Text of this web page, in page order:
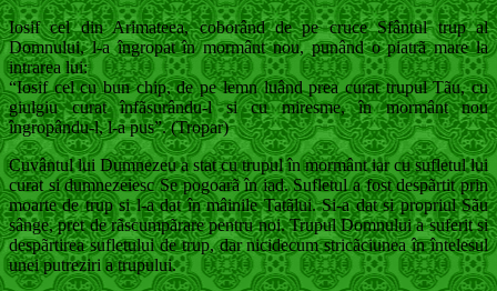
Iosif cel din Arimateea, coborând de pe cruce Sfântul trup al
Domnului, l-a îngropat în mormânt nou, punând o piatrã mare la
intrarea lui:
“Iosif cel cu bun chip, de pe lemn luând prea curat trupul Tãu, cu
giulgiu curat înfãsurându-l si cu miresme, în mormânt nou
îngropându-l, l-a pus”. (Tropar)
Cuvântul lui Dumnezeu a stat cu trupul în mormânt iar cu sufletul lui
curat si dumnezeiesc Se pogoarã în iad. Sufletul a fost despãrtit prin
moarte de trup si l-a dat în mâinile Tatãlui. Si-a dat si propriul Sãu
sânge, pret de rãscumpãrare pentru noi. Trupul Domnului a suferit si
despãrtirea sufletului de trup, dar nicidecum stricãciunea în întelesul
unei putreziri a trupului.